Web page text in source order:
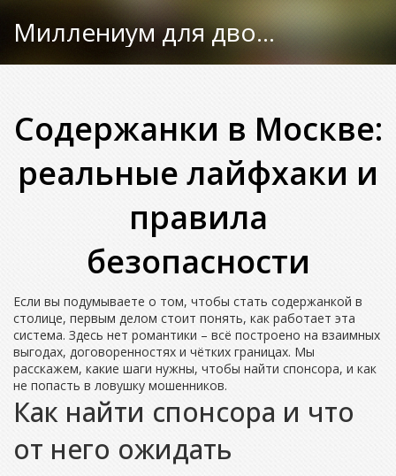
Миллениум для двоих
Содержанки в Москве:
реальные лайфхаки и
правила
безопасности
Если вы подумываете о том, чтобы стать содержанкой в
столице, первым делом стоит понять, как работает эта
система. Здесь нет романтики – всё построено на взаимных
выгодах, договоренностях и чётких границах. Мы
расскажем, какие шаги нужны, чтобы найти спонсора, и как
не попасть в ловушку мошенников.
Как найти спонсора и что
от него ожидать